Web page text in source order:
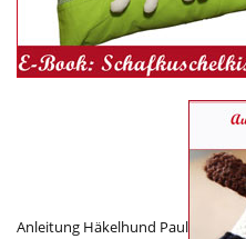
Anleitung Häkelhund Paul